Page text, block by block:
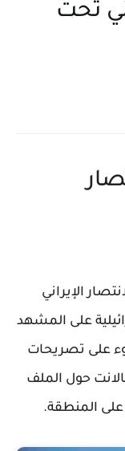
تحت
الإيراني
على المشهد
على تصريحات
حول الملف
على المنطقة.